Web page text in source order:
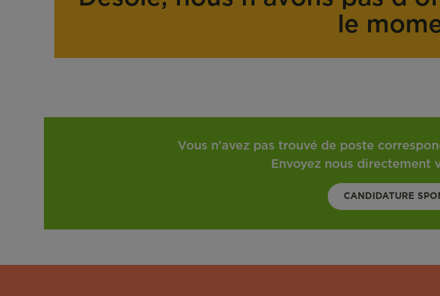
le
Vous n'avez pas trouvé de poste
Envoyez nous directement
CANDIDATURE